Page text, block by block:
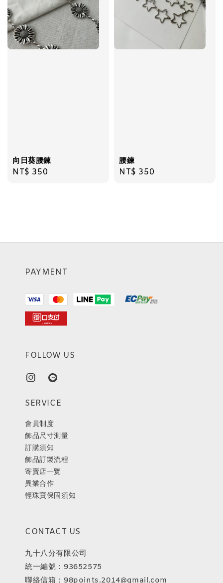
向日葵腰鍊
Regular
NT$ 350
腰鍊
Regular
NT$ 350
PAYMENT
FOLLOW US
SERVICE
會員制度
飾品尺寸測量
訂購須知
飾品訂製流程
寄賣店一覽
異業合作
輕珠寶保固須知
CONTACT US
九十八分有限公司
統一編號：93652575
聯絡信箱：98points.2014@gmail.com